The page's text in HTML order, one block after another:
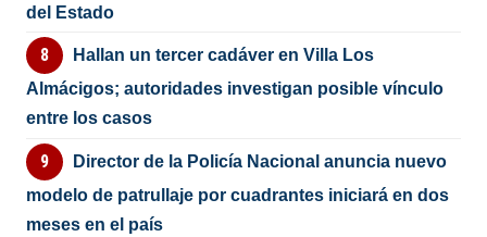
del Estado
Hallan un tercer cadáver en Villa Los
Almácigos; autoridades investigan posible vínculo
entre los casos
Director de la Policía Nacional anuncia nuevo
modelo de patrullaje por cuadrantes iniciará en dos
meses en el país